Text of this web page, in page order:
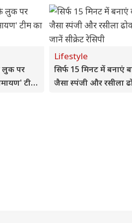
लुक पर
टीम
Lifestyle
सिर्फ 15 मिनट में बनाएं
जैसा स्पंजी और रसीला